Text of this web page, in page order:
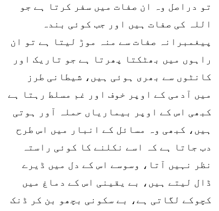
تو دراصل وہ ان صفات میں سفر کرتا ہے جو
اللہ کی صفات ہیں اور جب کوئی بندہ
پیغمبرانہ صفات سے منہ موڑ لیتا ہے تو ان
راہوں میں بھٹکتا پھرتا ہے جو تاریک اور
کانٹوں سے بھری ہوئی ہیں، شیطانی طرز
میں آدمی کے اوپر خوف اور غم مسلط رہتا ہے
کبھی اس کے اوپر بیماریاں حملہ آور ہوتی
ہیں، کبھی وہ مسائل کے انبار میں اس طرح
دب جاتا ہے کہ اسے نکلنے کا کوئی راستہ
نظر نہیں آتا، وسوسے اس کے دل میں ڈیرے
ڈال لیتے ہیں، بے یقینی اس کے دماغ میں
کچوکے لگاتی ہے، بے سکونی بچھو بن کر ڈنک